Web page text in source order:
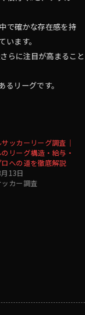
で確かな存在感を持
ます。
らに注目が高まること
リーグです。
ッカーリーグ調査｜
リーグ構造・給与・
への道を徹底解説
13日
カー調査